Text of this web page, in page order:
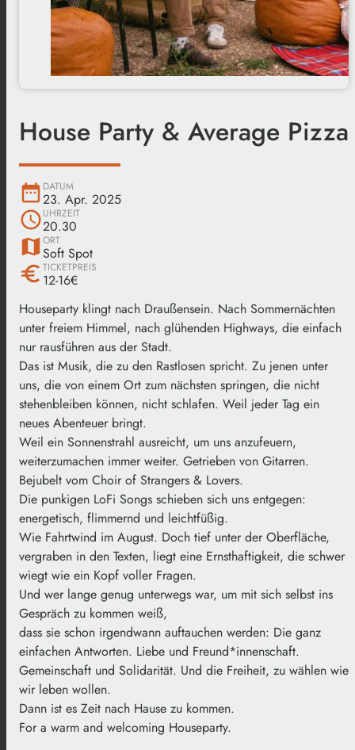
House Party & Average Pizza
date_range DATUM
23. Apr. 2025
scheduleUHRZEIT
20.30
map ORT
Soft Spot
euro TICKETPREIS
12-16€
Houseparty klingt nach Draußensein. Nach Sommernächten
unter freiem Himmel, nach glühenden Highways, die einfach
nur rausführen aus der Stadt.
Das ist Musik, die zu den Rastlosen spricht. Zu jenen unter
uns, die von einem Ort zum nächsten springen, die nicht
stehenbleiben können, nicht schlafen. Weil jeder Tag ein
neues Abenteuer bringt.
Weil ein Sonnenstrahl ausreicht, um uns anzufeuern,
weiterzumachen immer weiter. Getrieben von Gitarren.
Bejubelt vom Choir of Strangers & Lovers.
Die punkigen LoFi Songs schieben sich uns entgegen:
energetisch, flimmernd und leichtfüßig.
Wie Fahrtwind im August. Doch tief unter der Oberfläche,
vergraben in den Texten, liegt eine Ernsthaftigkeit, die schwer
wiegt wie ein Kopf voller Fragen.
Und wer lange genug unterwegs war, um mit sich selbst ins
Gespräch zu kommen weiß,
dass sie schon irgendwann auftauchen werden: Die ganz
einfachen Antworten. Liebe und Freund*innenschaft.
Gemeinschaft und Solidarität. Und die Freiheit, zu wählen wie
wir leben wollen.
Dann ist es Zeit nach Hause zu kommen.
For a warm and welcoming Houseparty.